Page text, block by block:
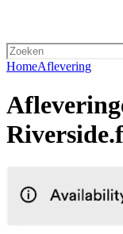
HomeAflevering